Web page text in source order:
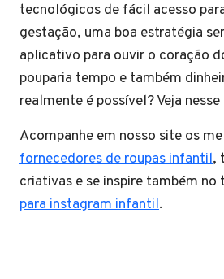
tecnológicos de fácil acesso
gestação, uma boa estratégia
aplicativo para ouvir o coração
pouparia tempo e também
realmente é possível? Veja
Acompanhe em nosso site os
fornecedores de roupas infantil,
criativas e se inspire também no
para instagram infantil.